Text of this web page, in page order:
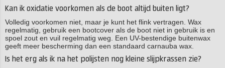
Kan ik oxidatie voorkomen als de boot altijd buiten ligt?
Volledig voorkomen niet, maar je kunt het flink vertragen. Wax
regelmatig, gebruik een bootcover als de boot niet in gebruik is en
spoel zout en vuil regelmatig weg. Een UV-bestendige buitenwax
geeft meer bescherming dan een standaard carnauba wax.
Is het erg als ik na het polijsten nog kleine slijpkrassen zie?